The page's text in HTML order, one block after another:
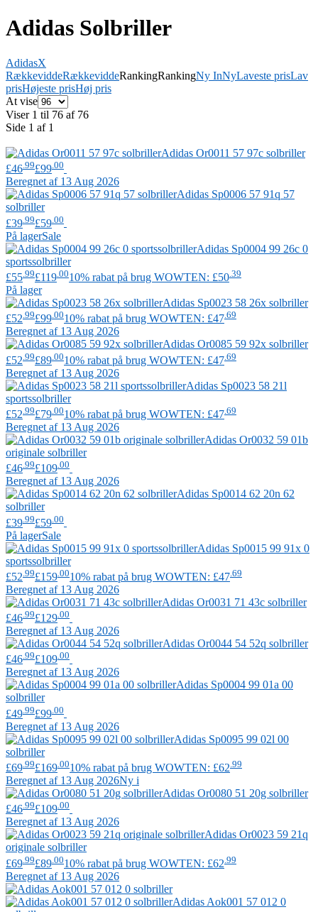
Adidas Solbriller
AdidasX
RækkeviddeRækkeviddeRankingRankingNy InNyLaveste prisLav
prisHøjeste prisHøj pris
At vise
Viser 1 til 76 af 76
Side 1 af 1
Adidas Or0011 57 97c solbriller
£46 .99£99 .00
Beregnet af 13 Aug 2026
Adidas Sp0006 57 91q 57
solbriller
£39 .99£59 .00
På lagerSale
Adidas Sp0004 99 26c 0
sportssolbriller
£55 .99£119 .0010% rabat på brug WOWTEN: £50 .39
På lager
Adidas Sp0023 58 26x solbriller
£52 .99£99 .0010% rabat på brug WOWTEN: £47 .69
Beregnet af 13 Aug 2026
Adidas Or0085 59 92x solbriller
£52 .99£89 .0010% rabat på brug WOWTEN: £47 .69
Beregnet af 13 Aug 2026
Adidas Sp0023 58 21l
sportssolbriller
£52 .99£79 .0010% rabat på brug WOWTEN: £47 .69
Beregnet af 13 Aug 2026
Adidas Or0032 59 01b
originale solbriller
£46 .99£109 .00
Beregnet af 13 Aug 2026
Adidas Sp0014 62 20n 62
solbriller
£39 .99£59 .00
På lagerSale
Adidas Sp0015 99 91x 0
sportssolbriller
£52 .99£159 .0010% rabat på brug WOWTEN: £47 .69
Beregnet af 13 Aug 2026
Adidas Or0031 71 43c solbriller
£46 .99£129 .00
Beregnet af 13 Aug 2026
Adidas Or0044 54 52q solbriller
£46.99£109.00
Beregnet af 13 Aug 2026
Adidas Sp0004 99 01a 00
solbriller
£49 .99£99 .00
Beregnet af 13 Aug 2026
Adidas Sp0095 99 02l 00
solbriller
£69 .99£169 .0010% rabat på brug WOWTEN: £62 .99
Beregnet af 13 Aug 2026Ny i
Adidas Or0080 51 20g solbriller
£46.99£109.00
Beregnet af 13 Aug 2026
Adidas Or0023 59 21q
originale solbriller
£69 .99£89 .0010% rabat på brug WOWTEN: £62 .99
Beregnet af 13 Aug 2026
Adidas Aok001 57 012 0